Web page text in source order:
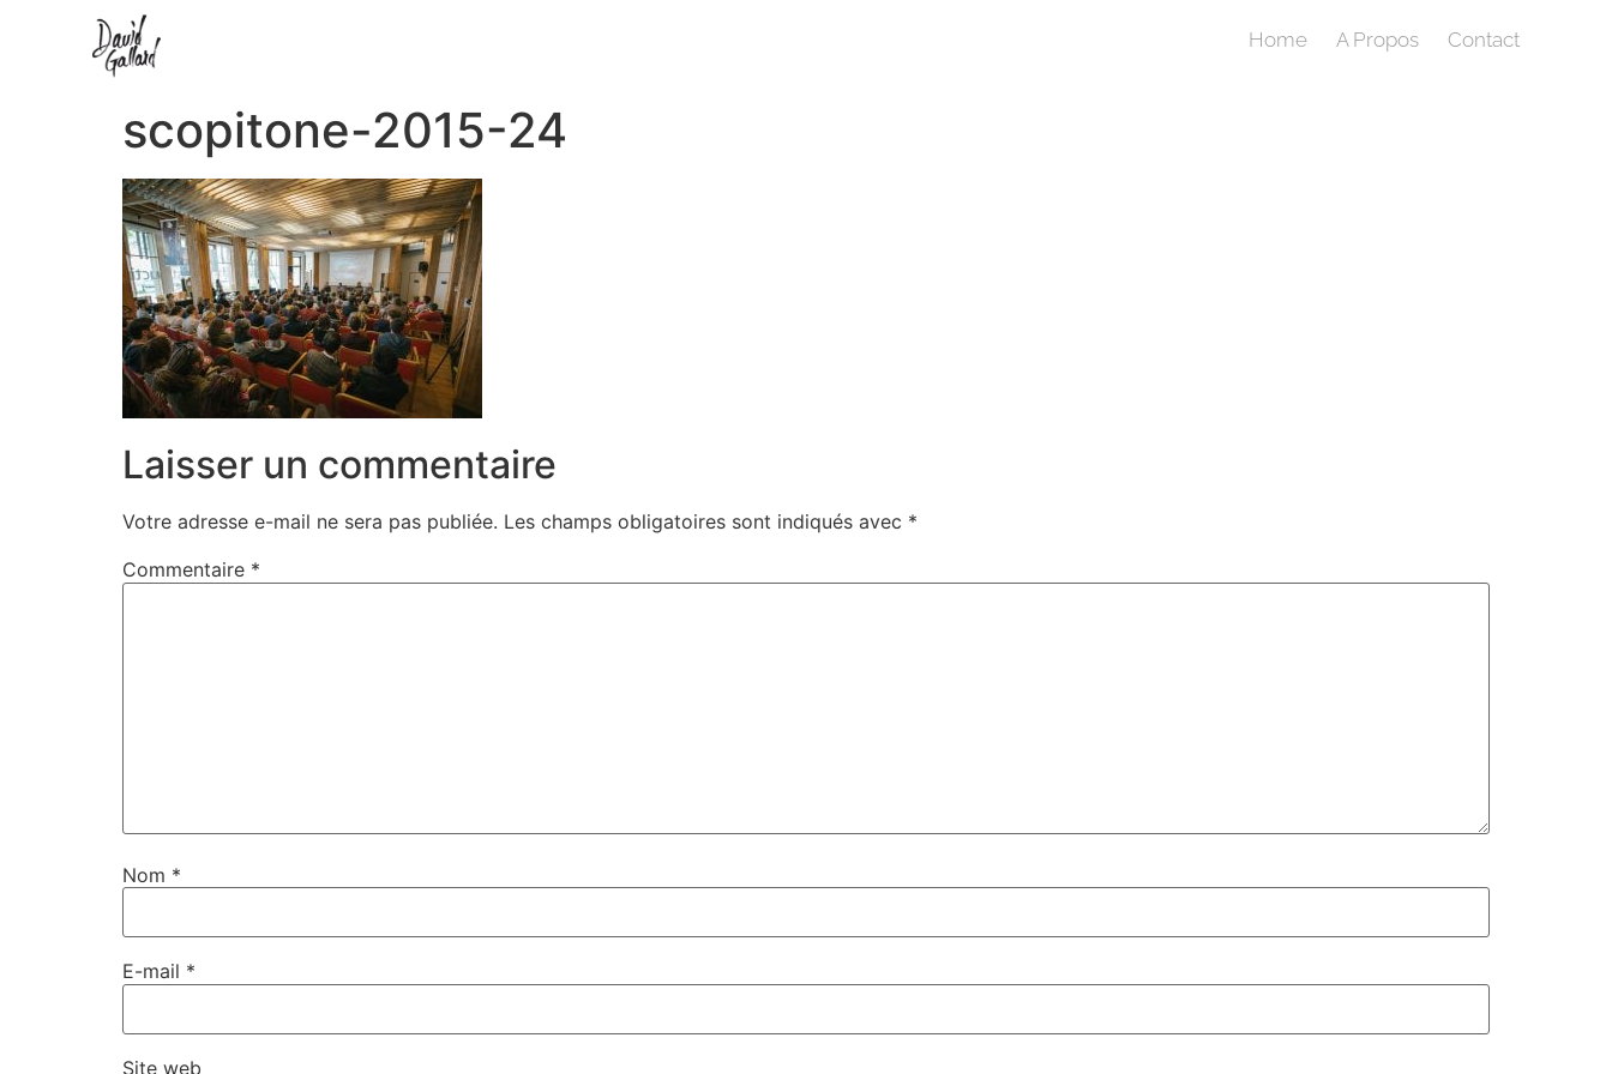
Home A Propos Contact
scopitone-2015-24
Laisser un commentaire
Votre adresse e-mail ne sera pas publiée. Les champs obligatoires sont indiqués avec *
Commentaire *
Nom *
E-mail *
Site web